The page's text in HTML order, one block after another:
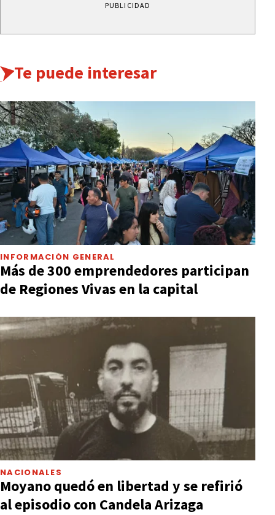
PUBLICIDAD
Te puede interesar
INFORMACIÓN GENERAL
Más de 300 emprendedores participan
de Regiones Vivas en la capital
NACIONALES
Moyano quedó en libertad y se refirió
al episodio con Candela Arizaga